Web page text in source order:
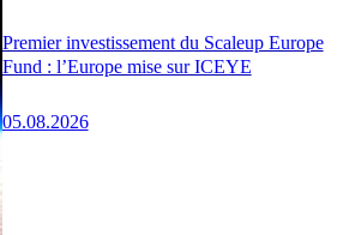
Premier investissement du Scaleup Europe
Fund : l’Europe mise sur ICEYE
05.08.2026